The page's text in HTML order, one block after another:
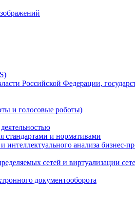
Российской Федерации,
и голосовые роботы)
стандартами и нормативами
анализа бизнес-
сетей и виртуализации
документооборота